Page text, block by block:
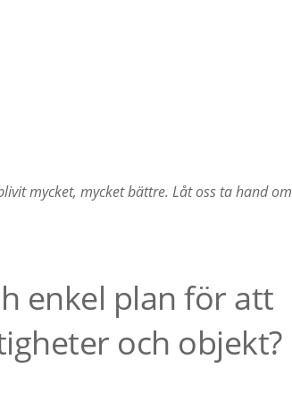
mycket, mycket bättre. Låt oss ta hand om
enkel plan för att
och objekt?